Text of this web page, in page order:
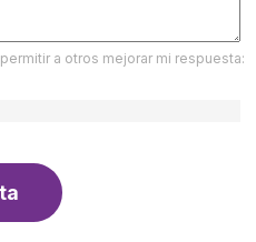
permitir a otros mejorar mi respuesta: